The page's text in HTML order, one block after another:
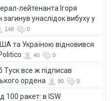
лейтенанта Ігоря
унаслідок вибуху у
148 0
та Україною відновився
40 0
все ж підписав
ордена
90 0
100 ракет: в ISW